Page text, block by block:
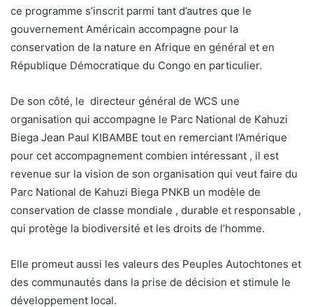
ce programme s’inscrit parmi tant d’autres que le
gouvernement Américain accompagne pour la
conservation de la nature en Afrique en général et en
République Démocratique du Congo en particulier.
De son côté, le directeur général de WCS une
organisation qui accompagne le Parc National de Kahuzi
Biega Jean Paul KIBAMBE tout en remerciant l’Amérique
pour cet accompagnement combien intéressant , il est
revenue sur la vision de son organisation qui veut faire du
Parc National de Kahuzi Biega PNKB un modèle de
conservation de classe mondiale , durable et responsable ,
qui protège la biodiversité et les droits de l’homme.
Elle promeut aussi les valeurs des Peuples Autochtones et
des communautés dans la prise de décision et stimule le
développement local.